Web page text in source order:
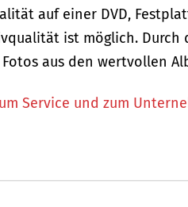
auf einer DVD,
ist möglich.
aus den wertvollen
Service und zum